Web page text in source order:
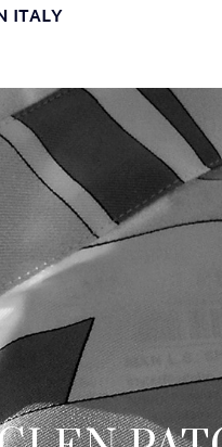
ITALY